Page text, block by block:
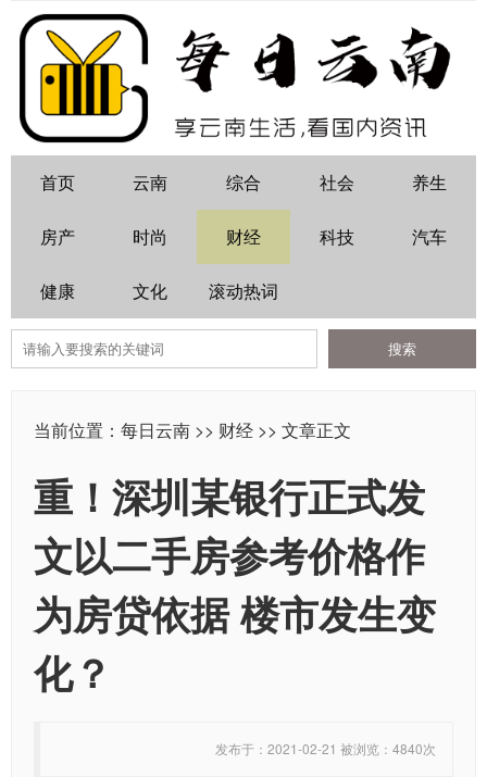
首页 云南 综合 社会 养生
房产 时尚 财经 科技 汽车
健康 文化 滚动热词
当前位置： 每日云南 >> 财经 >> 文章正文
重！深圳某银行正式发
文以二手房参考价格作
为房贷依据 楼市发生变
化？
发布于：2021-02-21 被浏览：4840次